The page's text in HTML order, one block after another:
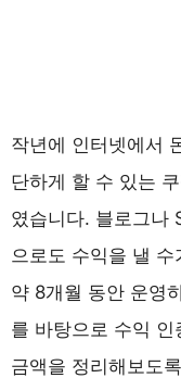
작년에 인터넷에서
단하게 할 수 있는
였습니다. 블로그나
으로도 수익을 낼
약 8개월 동안 운영
를 바탕으로 수익
금액을 정리해보도